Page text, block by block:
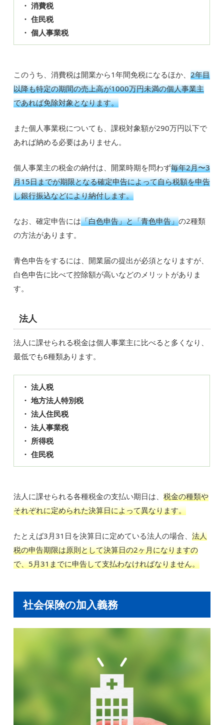
・ 消費税
・ 住民税
・ 個人事業税
このうち、消費税は開業から1年間免税になるほか、2年目
以降も特定の期間の売上高が1000万円未満の個人事業主
であれば免除対象となります。
また個人事業税についても、課税対象額が290万円以下で
あれば納める必要はありません。
個人事業主の税金の納付は、開業時期を問わず毎年2月〜3
月15日までが期限となる確定申告によって自ら税額を申告
し銀行振込などにより納付します。
なお、確定申告には「白色申告」と「青色申告」の2種類
の方法があります。
青色申告をするには、開業届の提出が必須となりますが、
白色申告に比べて控除額が高いなどのメリットがありま
す。
法人
法人に課せられる税金は個人事業主に比べると多くなり、
最低でも6種類あります。
・ 法人税
・ 地方法人特別税
・ 法人住民税
・ 法人事業税
・ 所得税
・ 住民税
法人に課せられる各種税金の支払い期日は、税金の種類や
それぞれに定められた決算日によって異なります。
たとえば3月31日を決算日に定めている法人の場合、法人
税の申告期限は原則として決算日の2ヶ月になりますの
で、5月31までに申告して支払わなければなりません。
社会保険の加入義務